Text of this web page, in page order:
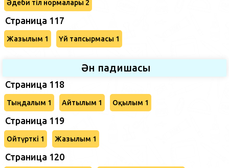
Әдеби тіл нормалары 2
Страница 117
Жазылым 1 Үй тапсырмасы 1
Ән падишасы
Страница 118
Тыңдалым 1 Айтылым 1 Оқылым 1
Страница 119
Ойтүрткі 1 Жазылым 1
Страница 120